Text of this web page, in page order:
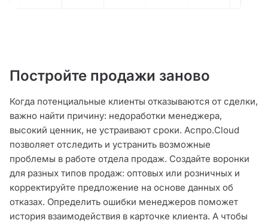
Постройте продажи заново
Когда потенциальные клиенты отказываются от сделки,
важно найти причину: недоработки менеджера,
высокий ценник, не устраивают сроки. Аспро.Cloud
позволяет отследить и устранить возможные
проблемы в работе отдела продаж. Создайте воронки
для разных типов продаж: оптовых или розничных и
корректируйте предложение на основе данных об
отказах. Определить ошибки менеджеров поможет
история взаимодействия в карточке клиента. А чтобы